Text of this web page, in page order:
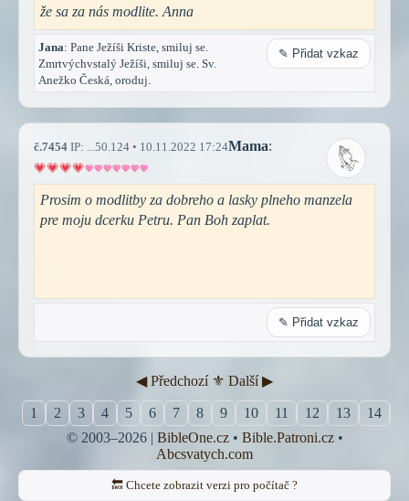
že sa za nás modlite. Anna
Jana: Pane Ježíši Kriste, smiluj se.
Zmrtvýchvstalý Ježíši, smiluj se. Sv.
Anežko Česká, oroduj.
✎ Přidat vzkaz
č.7454 IP: ...50.124 • 10.11.2022 17:24Mama:
Prosim o modlitby za dobreho a lasky plneho manzela
pre moju dcerku Petru. Pan Boh zaplat.
✎ Přidat vzkaz
◀︎ Předchozí ⚜︎ Další ▶︎
1 2 3 4 5 6 7 8 9 10 11 12 13 14
© 2003–2026 | BibleOne.cz• Bible.Patroni.cz•
Abcsvatych.com
🔙 Chcete zobrazit verzi pro počítač ?